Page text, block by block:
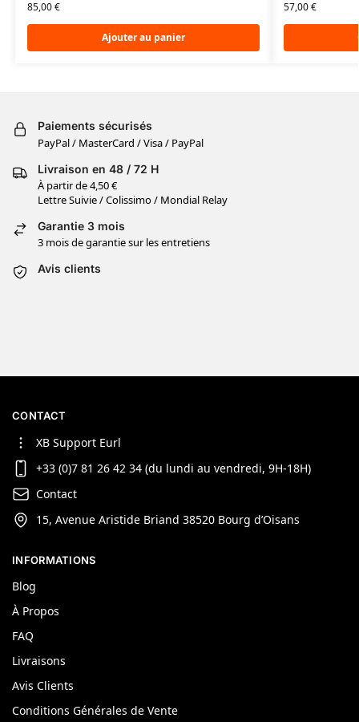
85,00€
Ajouter au panier
57,00€
Paiements sécurisés
PayPal / MasterCard / Visa / PayPal
Livraison en 48 / 72 H
À partir de 4,50 €
Lettre Suivie / Colissimo / Mondial Relay
Garantie 3 mois
3 mois de garantie sur les entretiens
Avis clients
CONTACT
XB Support Eurl
+33 (0)7 81 26 42 34 (du lundi au vendredi, 9H-18H)
Contact
15, Avenue Aristide Briand 38520 Bourg d’Oisans
INFORMATIONS
Blog
À Propos
FAQ
Livraisons
Avis Clients
Conditions Générales de Vente